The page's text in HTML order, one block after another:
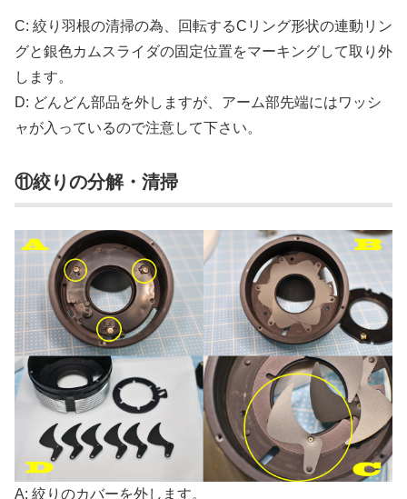
C: 絞り羽根の清掃の為、回転するCリング形状の連動リン
グと銀色カムスライダの固定位置をマーキングして取り外
します。
D: どんどん部品を外しますが、アーム部先端にはワッシ
ャが入っているので注意して下さい。
⑪絞りの分解・清掃
A: 絞りのカバーを外します。